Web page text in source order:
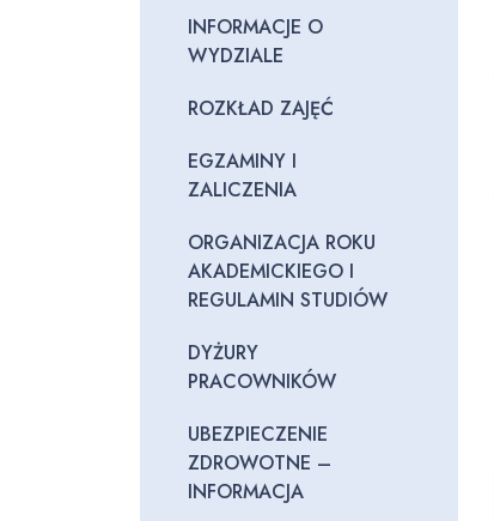
INFORMACJE O
WYDZIALE
ROZKŁAD ZAJĘĆ
EGZAMINY I
ZALICZENIA
ORGANIZACJA ROKU
AKADEMICKIEGO I
REGULAMIN STUDIÓW
DYŻURY
PRACOWNIKÓW
UBEZPIECZENIE
ZDROWOTNE –
INFORMACJA